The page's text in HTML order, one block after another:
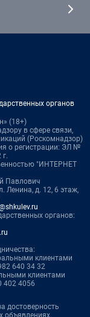
органов
(18+)
в сфере связи,
(Роскомнадзор)
о регистрации: ЭЛ №
"ИНТЕРНЕТ
Павлович
Ленина, д. 12, 6 этаж,
органов:
клиентами
640 34 32
клиентами
402 4056
достоверность
объявлениях.